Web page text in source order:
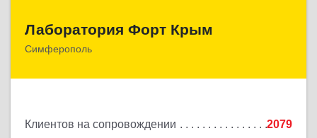
Лаборатория Форт Крым
Симферополь
Клиентов на сопровождении
2079
295034, Крым Респ, Симферополь г, Киевская ул,